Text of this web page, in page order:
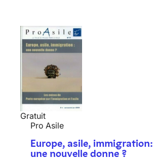
Gratuit
Pro Asile
Europe, asile, immigration:
une nouvelle donne ?